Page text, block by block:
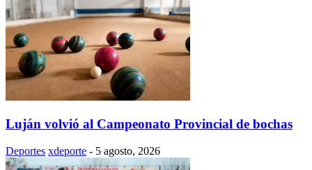
Luján volvió al Campeonato Provincial de bochas
Deportes xdeporte - 5 agosto, 2026